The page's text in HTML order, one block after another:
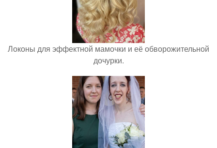
Локоны для эффектной мамочки и её обворожительной
дочурки.